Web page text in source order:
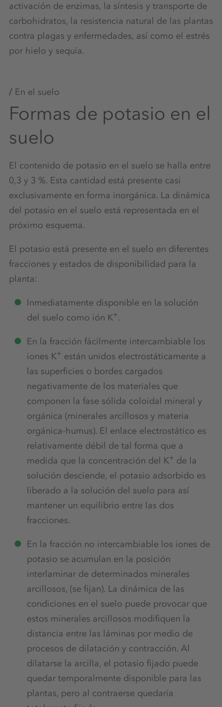
activación de enzimas, la síntesis y transporte de
carbohidratos, la resistencia natural de las plantas
contra plagas y enfermedades, así como el estrés
por hielo y sequía.
En el suelo
Formas de potasio en el
suelo
El contenido de potasio en el suelo se halla entre
0,3 y 3 %. Esta cantidad está presente casi
exclusivamente en forma inorgánica. La dinámica
del potasio en el suelo está representada en el
próximo esquema.
El potasio está presente en el suelo en diferentes
fracciones y estados de disponibilidad para la
planta:
Inmediatamente disponible en la solución
del suelo como ión K+.
En la fracción fácilmente intercambiable los
iones K+ están unidos electrostáticamente a
las superficies o bordes cargados
negativamente de los materiales que
componen la fase sólida coloidal mineral y
orgánica (minerales arcillosos y materia
orgánica-humus). El enlace electrostático es
relativamente débil de tal forma que a
medida que la concentración del K+ de la
solución desciende, el potasio adsorbido es
liberado a la solución del suelo para así
mantener un equilibrio entre las dos
fracciones.
En la fracción no intercambiable los iones de
potasio se acumulan en la posición
interlaminar de determinados minerales
arcillosos, (se fijan). La dinámica de las
condiciones en el suelo puede provocar que
estos minerales arcillosos modifiquen la
distancia entre las láminas por medio de
procesos de dilatación y contracción. Al
dilatarse la arcilla, el potasio fijado puede
quedar temporalmente disponible para las
plantas, pero al contraerse quedaría